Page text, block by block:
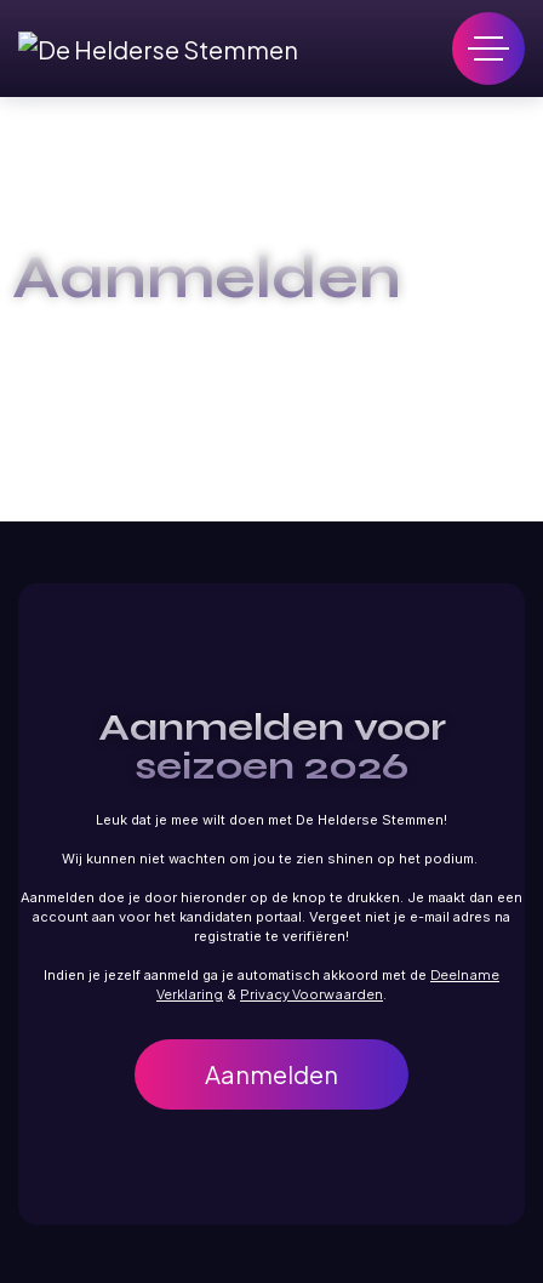
Aanmelden
Aanmelden voor
seizoen 2026
Leuk dat je mee wilt doen met De Helderse Stemmen!
Wij kunnen niet wachten om jou te zien shinen op het podium.
Aanmelden doe je door hieronder op de knop te drukken. Je maakt dan een
account aan voor het kandidaten portaal. Vergeet niet je e-mail adres na
registratie te verifiëren!
Indien je jezelf aanmeld ga je automatisch akkoord met de Deelname
Verklaring & Privacy Voorwaarden.
Aanmelden